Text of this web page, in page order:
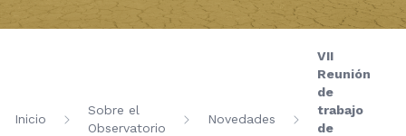
Inicio
Sobre el
Observatorio
Novedades
VII
Reunión
de
trabajo
de